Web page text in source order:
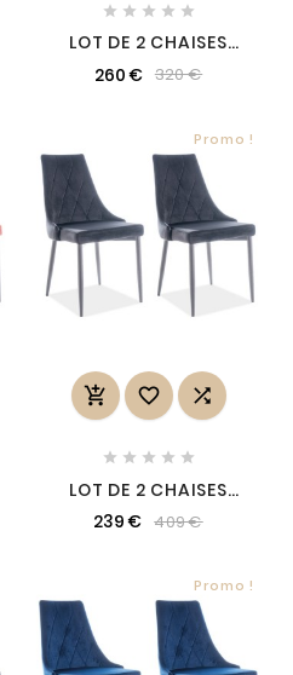
    
LOT DE 2 CHAISES
FONCÉ, KENZI
260 € 320 €
Promo !
  
    
LOT DE 2 CHAISES
VELOURS DE QUALITÉ,
239 € 409 €
Promo !